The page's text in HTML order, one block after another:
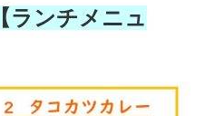
【ランチメニュ